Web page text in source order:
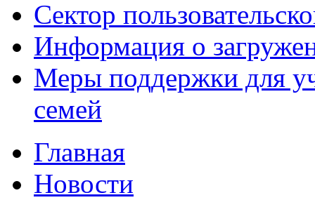
Сектор
Информация о
Меры поддержки для
семей
Главная
Новости